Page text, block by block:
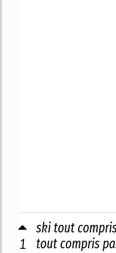
1
ski tout
tout compris